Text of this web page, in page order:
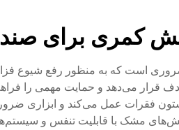
کمری برای
است که به منظور رفع شیوع
قرار می‌دهد و حمایت مهمی را
ستون فقرات عمل می‌کند و
مشک با قابلیت تنفس و سیستم‌های